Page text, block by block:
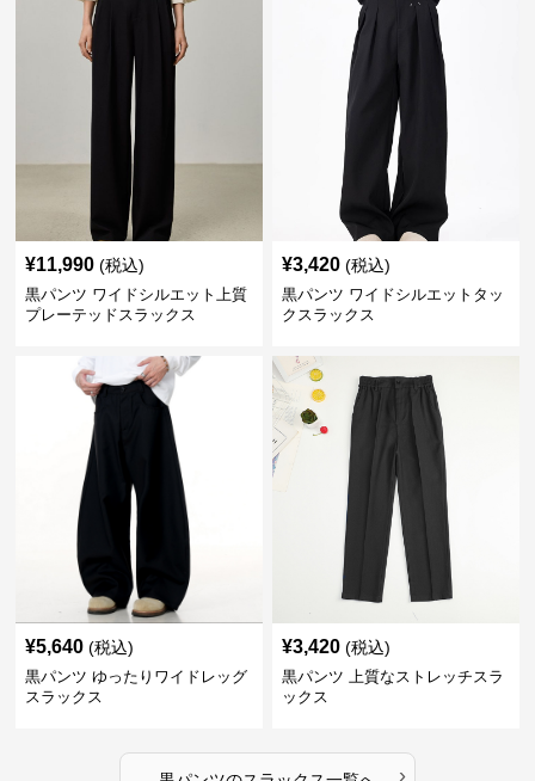
¥11,990 (税込)
黒パンツ ワイドシルエット上質
プレーテッドスラックス
¥3,420 (税込)
黒パンツ ワイドシルエットタッ
クスラックス
¥5,640 (税込)
黒パンツ ゆったりワイドレッグ
スラックス
¥3,420 (税込)
黒パンツ 上質なストレッチスラ
ックス
›